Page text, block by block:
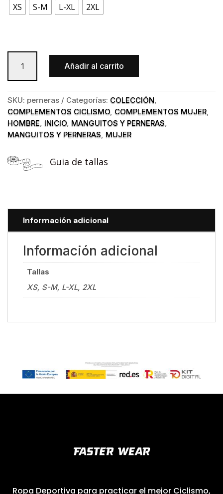
XS S-M L-XL 2XL
Polar
Black
cantidad
Añadir al carrito
SKU: perneras Categorías: COLECCIÓN
COMPLEMENTOS CICLISMO COMPLEMENTOS MUJER
HOMBRE INICIO MANGUITOS Y PERNERAS
MANGUITOS Y PERNERAS MUJER
Guia de tallas
Información adicional
Información adicional
Tallas
XS, S-M, L-XL, 2XL
Ropa Deportiva para practicar el mejor Ciclismo,